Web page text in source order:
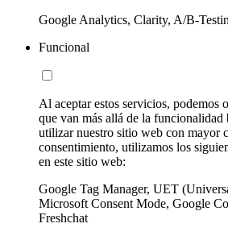
Google Analytics, Clarity, A/B-
Funcional
Al aceptar estos servicios, podemos
que van más allá de la funcionalidad
utilizar nuestro sitio web con mayor
consentimiento, utilizamos los
en este sitio web:
Google Tag Manager, UET
Microsoft Consent Mode, Google
Freshchat